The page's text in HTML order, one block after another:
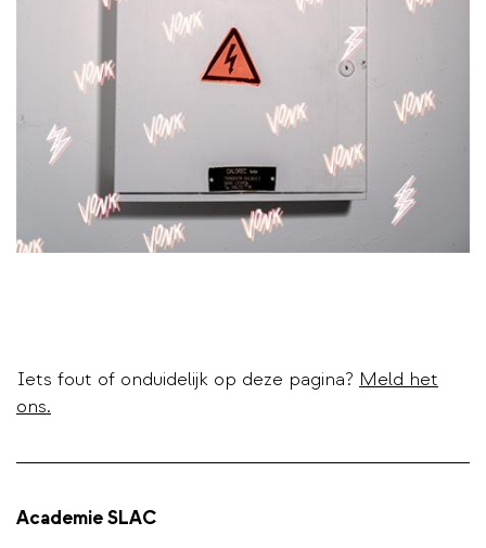
Iets fout of onduidelijk op deze pagina? Meld het
ons.
Academie SLAC